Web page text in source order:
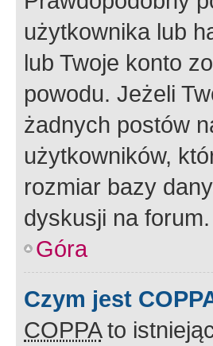
użytkownika lub
lub Twoje konto
powodu. Jeżeli
żadnych postów
użytkowników,
rozmiar bazy
dyskusji na forum.
Góra
Czym jest
COPPAto